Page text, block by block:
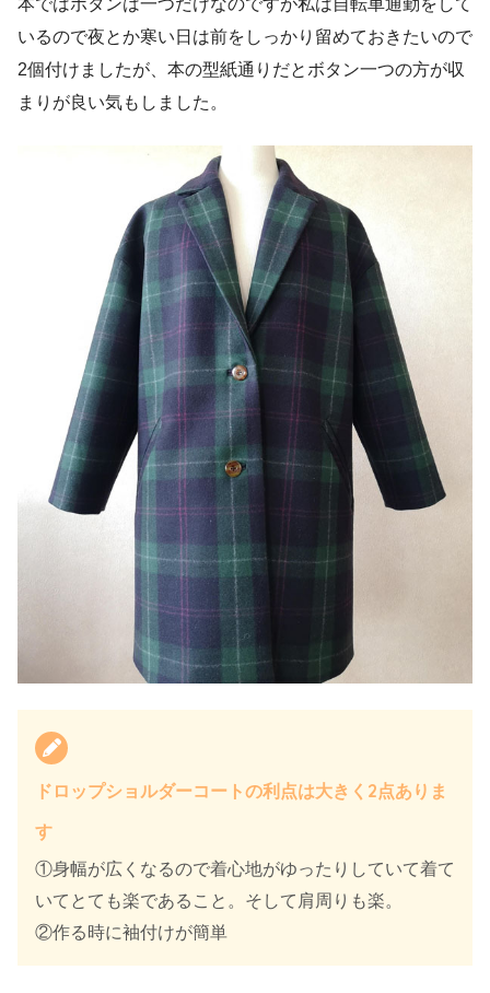
いるので夜とか寒い日は前をしっかり留めておきたいので
2個付けましたが、本の型紙通りだとボタン一つの方が収
まりが良い気もしました。
ドロップショルダーコートの利点は大きく2点ありま
す
①身幅が広くなるので着心地がゆったりしていて着て
いてとても楽であること。そして肩周りも楽。
②作る時に袖付けが簡単